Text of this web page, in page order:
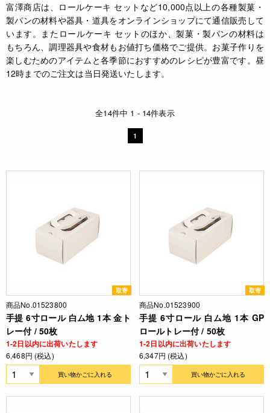
富澤商店は、ロールケーキ セットなど10,000点以上の各種製菓・
製パンの材料や器具・道具をオンラインショップにて通信販売して
います。またロールケーキ セットのほか、製菓・製パンの材料は
もちろん、調理器具や食材もお値打ち価格でご提供。お菓子作りを
楽しむためのアイテムと各季節におすすめのレシピが豊富です。昼
12時までのご注文は当日発送いたします。
全14件中 1 - 14件表示
1
取寄
商品No.01523800
手提 6寸ロール 白ム地 1本 金ト
レー付 / 50枚
1-2日以内に出荷いたします
6,468円 (税込)
買い物かごに入れる
取寄
商品No.01523900
手提 6寸ロール 白ム地 1本 GP
ロールトレー付 / 50枚
1-2日以内に出荷いたします
6,347円 (税込)
買い物かごに入れる